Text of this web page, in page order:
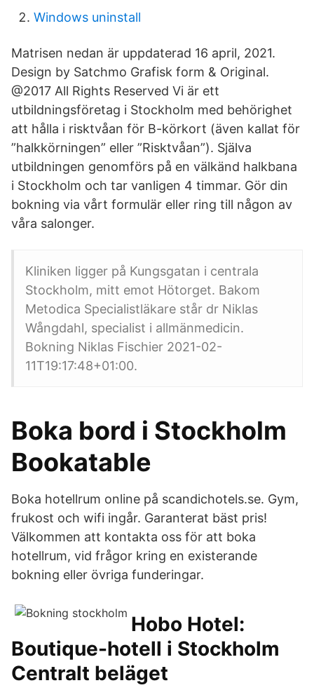
Windows uninstall
Matrisen nedan är uppdaterad 16 april, 2021.
Design by Satchmo Grafisk form & Original.
@2017 All Rights Reserved Vi är ett
utbildningsföretag i Stockholm med behörighet
att hålla i risktvåan för B-körkort (även kallat för
”halkkörningen” eller ”Risktvåan”). Själva
utbildningen genomförs på en välkänd halkbana
i Stockholm och tar vanligen 4 timmar. Gör din
bokning via vårt formulär eller ring till någon av
våra salonger.
Kliniken ligger på Kungsgatan i centrala
Stockholm, mitt emot Hötorget. Bakom
Metodica Specialistläkare står dr Niklas
Wångdahl, specialist i allmänmedicin.
Bokning Niklas Fischier 2021-02-
11T19:17:48+01:00.
Boka bord i Stockholm
Bookatable
Boka hotellrum online på scandichotels.se. Gym,
frukost och wifi ingår. Garanterat bäst pris!
Välkommen att kontakta oss för att boka
hotellrum, vid frågor kring en existerande
bokning eller övriga funderingar.
Hobo Hotel:
Boutique-hotell i Stockholm
Centralt beläget